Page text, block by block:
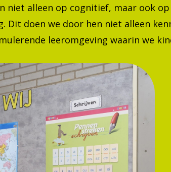
niet alleen op cognitief, maar ook
Dit doen we door hen niet alleen
leeromgeving waarin we